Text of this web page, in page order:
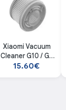
Xiaomi Vacuum
Cleaner G10 / G9
HEPA Filter Kit
15.60€